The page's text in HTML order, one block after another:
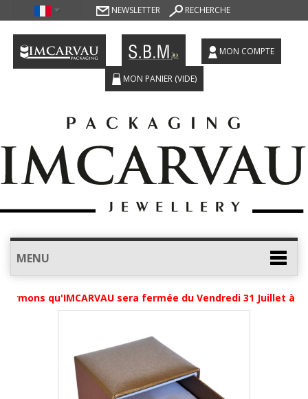
NEWSLETTER RECHERCHE
MON COMPTE
MON PANIER (VIDE)
MENU
qu'IMCARVAU sera fermée du Vendredi 31 Juillet à